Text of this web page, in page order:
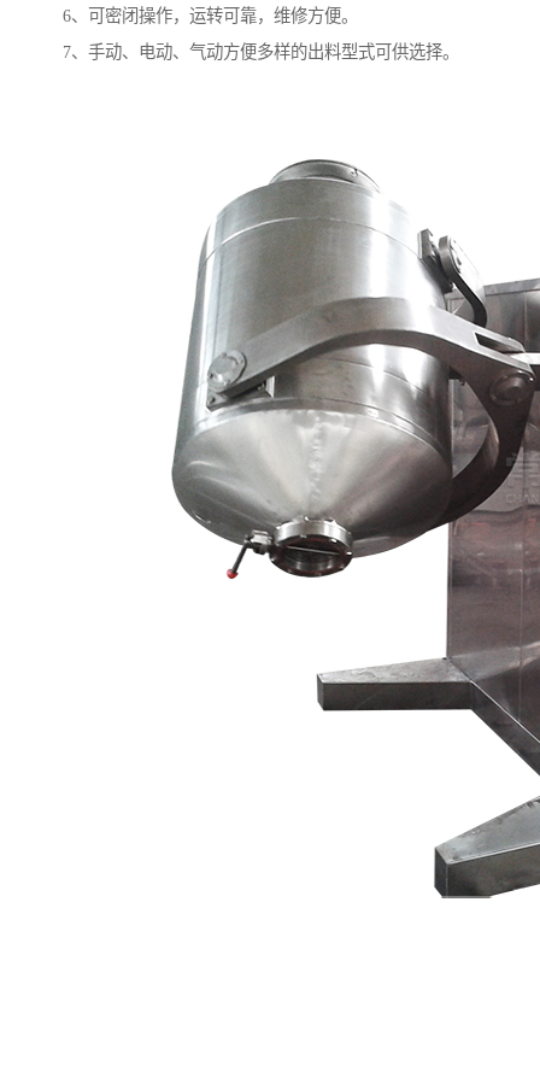
6、可密闭操作，运转可靠，维修方便。
7、手动、电动、气动方便多样的出料型式可供选择。